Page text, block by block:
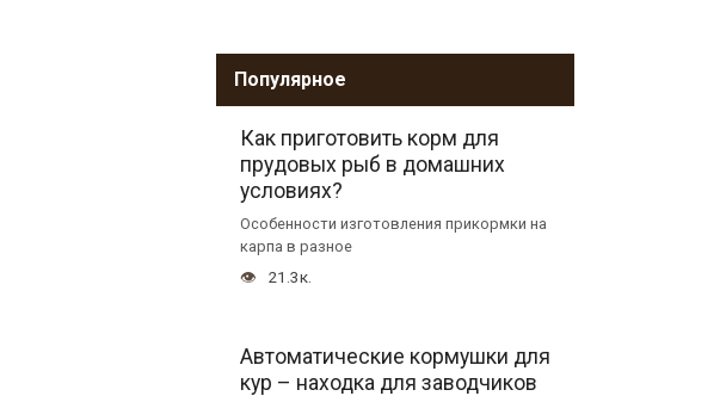
Популярное
Как приготовить корм для
прудовых рыб в домашних
условиях?
Особенности изготовления прикормки на
карпа в разное
21.3к.
Автоматические кормушки для
кур – находка для заводчиков